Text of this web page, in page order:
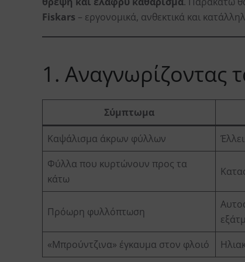
Fiskars – εργονομικά, ανθεκτικά και
1. Αναγνωρίζοντας
Σύμπτωμα
Καψάλισμα άκρων φύλλων
Φύλλα που κυρτώνουν προς τα
κάτω
Πρόωρη φυλλόπτωση
«Μπρούντζινα» έγκαυμα στον φλοιό